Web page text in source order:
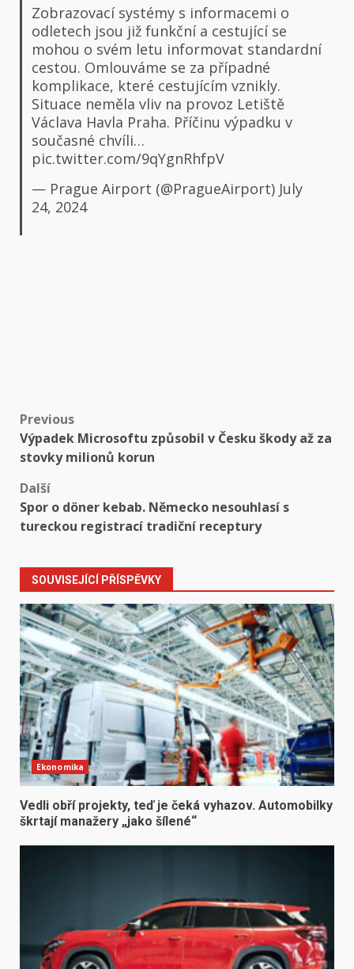
Zobrazovací systémy s informacemi o
odletech jsou již funkční a cestující se
mohou o svém letu informovat standardní
cestou. Omlouváme se za případné
komplikace, které cestujícím vznikly.
Situace neměla vliv na provoz Letiště
Václava Havla Praha. Příčinu výpadku v
současné chvíli…
pic.twitter.com/9qYgnRhfpV
— Prague Airport (@PragueAirport) July
24, 2024
Post
navigation
Previous
Výpadek Microsoftu způsobil v Česku škody až za
stovky milionů korun
Další
Spor o döner kebab. Německo nesouhlasí s
tureckou registrací tradiční receptury
SOUVISEJÍCÍ PŘÍSPĚVKY
Ekonomika
Vedli obří projekty, teď je čeká vyhazov. Automobilky
škrtají manažery „jako šílené“